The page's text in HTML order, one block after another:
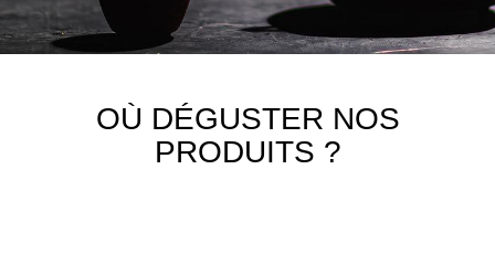
OÙ DÉGUSTER NOS
PRODUITS ?